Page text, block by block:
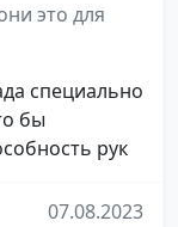
это для
специально
бы
рук
07.08.2023